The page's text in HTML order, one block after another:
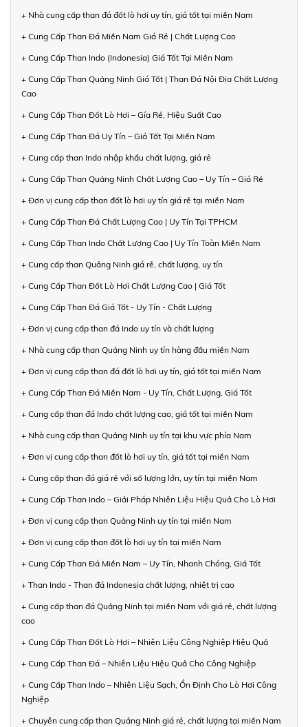
+ Nhà cung cấp than đá đốt lò hơi uy tín, giá tốt tại miền Nam
+ Cung Cấp Than Đá Miền Nam Giá Rẻ | Chất Lượng Cao
+ Cung Cấp Than Indo (Indonesia) Giá Tốt Tại Miền Nam
+ Cung Cấp Than Quảng Ninh Giá Tốt | Than Đá Nội Địa Chất Lượng
Cao
+ Cung Cấp Than Đốt Lò Hơi – Gía Rẻ, Hiệu Suất Cao
+ Cung Cấp Than Đá Uy Tín – Giá Tốt Tại Miền Nam
+ Cung cấp than Indo nhập khẩu chất lượng, giá rẻ
+ Cung Cấp Than Quảng Ninh Chất Lượng Cao – Uy Tín – Giá Rẻ
+ Đơn vị cung cấp than đốt lò hơi uy tín giá rẻ tại miền Nam
+ Cung Cấp Than Đá Chất Lượng Cao | Uy Tín Tại TPHCM
+ Cung Cấp Than Indo Chất Lượng Cao | Uy Tín Toàn Miền Nam
+ Cung cấp than Quảng Ninh giá rẻ, chất lượng, uy tín
+ Cung Cấp Than Đốt Lò Hơi Chất Lượng Cao | Giá Tốt
+ Cung Cấp Than Đá Giá Tốt - Uy Tín - Chất Lượng
+ Đơn vị cung cấp than đá Indo uy tín và chất lượng
+ Nhà cung cấp than Quảng Ninh uy tín hàng đầu miền Nam
+ Đơn vị cung cấp than đá đốt lò hơi uy tín, giá tốt tại miền Nam
+ Cung Cấp Than Đá Miền Nam - Uy Tín, Chất Lượng, Giá Tốt
+ Cung cấp than đá Indo chất lượng cao, giá tốt tại miền Nam
+ Nhà cung cấp than Quảng Ninh uy tín tại khu vực phía Nam
+ Đơn vị cung cấp than đốt lò hơi uy tín, giá tốt tại miền Nam
+ Cung cấp than đá giá rẻ với số lượng lớn, uy tín tại miền Nam
+ Cung Cấp Than Indo – Giải Pháp Nhiên Liệu Hiệu Quả Cho Lò Hơi
+ Đơn vị cung cấp than Quảng Ninh uy tín tại miền Nam
+ Đơn vị cung cấp than đốt lò hơi uy tín tại miền Nam
+ Cung Cấp Than Đá Miền Nam – Uy Tín, Nhanh Chóng, Giá Tốt
+ Than Indo - Than đá Indonesia chất lượng, nhiệt trị cao
+ Cung cấp than đá Quảng Ninh tại miền Nam với giá rẻ, chất lượng
cao
+ Cung Cấp Than Đốt Lò Hơi – Nhiên Liệu Công Nghiệp Hiệu Quả
+ Cung Cấp Than Đá – Nhiên Liệu Hiệu Quả Cho Công Nghiệp
+ Cung Cấp Than Indo – Nhiên Liệu Sạch, Ổn Định Cho Lò Hơi Công
Nghiệp
+ Chuyên cung cấp than Quảng Ninh giá rẻ, chất lượng tại miền Nam